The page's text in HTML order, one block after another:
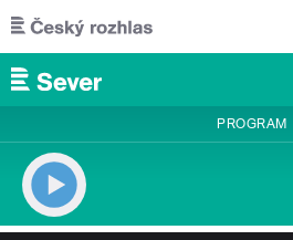
Přejít k hlavnímu obsahu
PROGRAM